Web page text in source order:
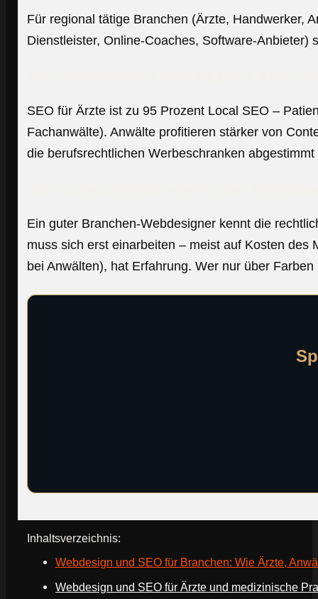
Für regional tätige Branchen (Ärzte, Handwerker,
Dienstleister, Online-Coaches, Software-Anbieter)
SEO für Ärzte ist zu 95 Prozent Local SEO –
Fachanwälte). Anwälte profitieren stärker von
die berufsrechtlichen Werbeschranken abgestimmt
Ein guter Branchen-Webdesigner kennt die
muss sich erst einarbeiten – meist auf Kosten
bei Anwälten), hat Erfahrung. Wer nur über
Inhaltsverzeichnis:
Webdesign und SEO für Branchen: Wie Ärzte,
Webdesign und SEO für Ärzte und medizinische